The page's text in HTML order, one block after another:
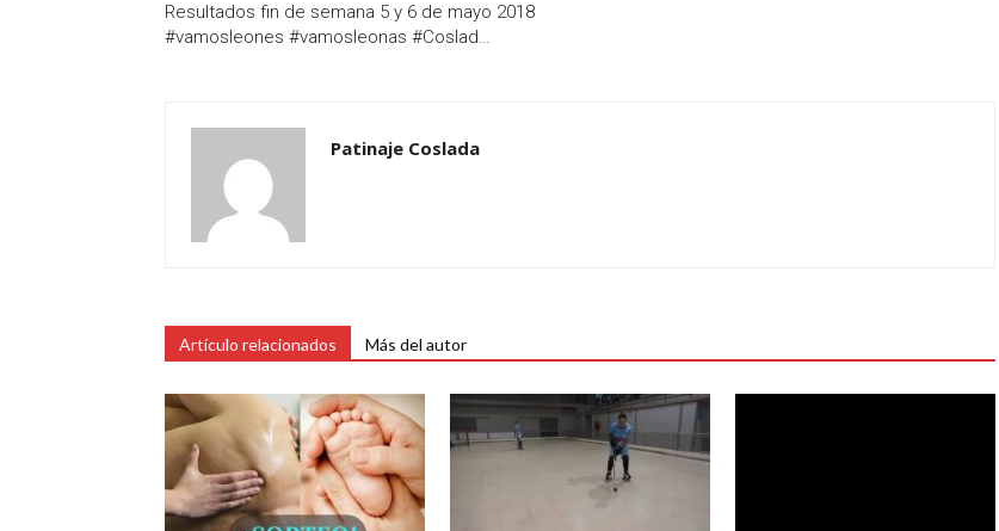
Resultados fin de semana 5 y 6 de mayo 2018
#vamosleones #vamosleonas #Coslad…
Patinaje Coslada
Artículo relacionados Más del autor